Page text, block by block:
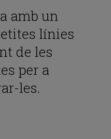
amb un
línies
de les
per a
les.